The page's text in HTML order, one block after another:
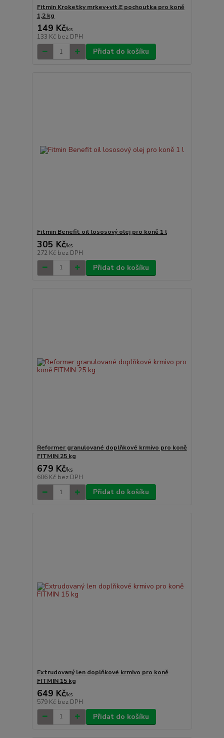
Fitmin Kroketky mrkev+vit.E pochoutka pro koně
1,2 kg
149 Kč/ks
133 Kč bez DPH
Přidat do košíku
Fitmin Benefit oil lososový olej pro koně 1 l
305 Kč/ks
272 Kč bez DPH
Přidat do košíku
Reformer granulované doplňkové krmivo pro koně
FITMIN 25 kg
679 Kč/ks
606 Kč bez DPH
Přidat do košíku
Extrudovaný len doplňkové krmivo pro koně
FITMIN 15 kg
649 Kč/ks
579 Kč bez DPH
Přidat do košíku